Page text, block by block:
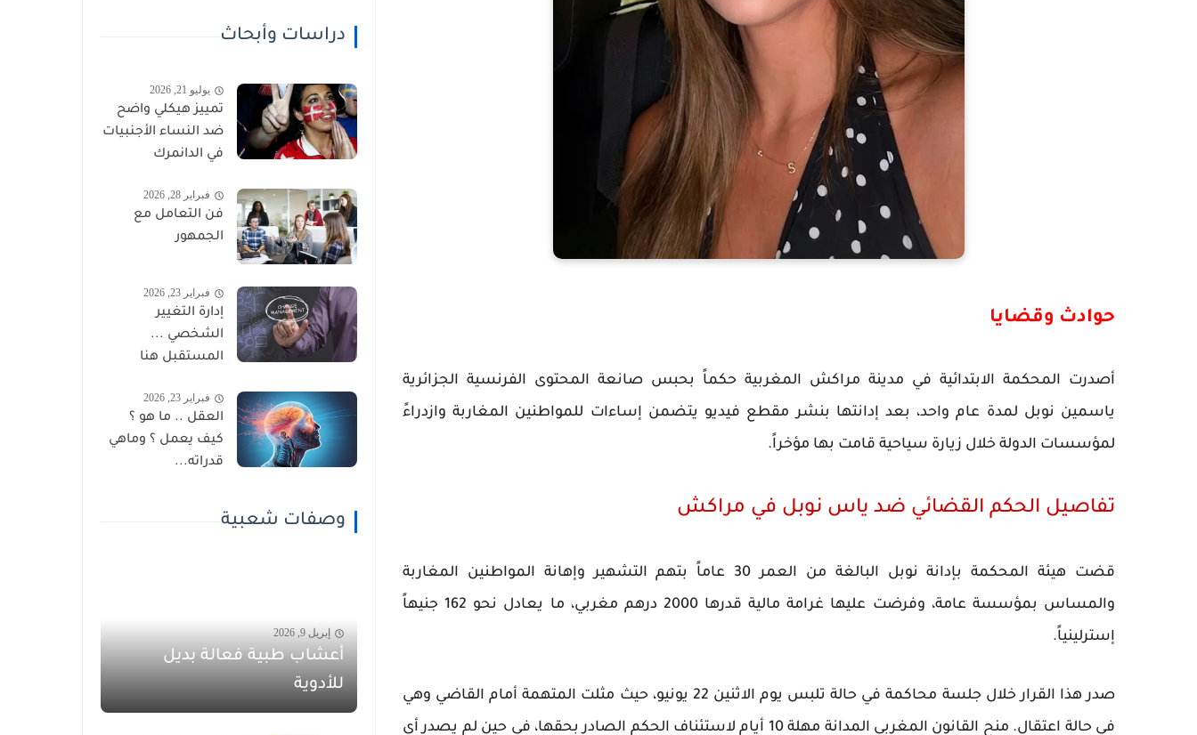
حوادث وقضايا
أصدرت المحكمة الابتدائية في مدينة مراكش المغربية حكماً بحبس صانعة المحتوى الفرنسية الجزائرية
ياسمين نوبل لمدة عام واحد، بعد إدانتها بنشر مقطع فيديو يتضمن إساءات للمواطنين المغاربة وازدراءً
لمؤسسات الدولة خلال زيارة سياحية قامت بها مؤخراً.
تفاصيل الحكم القضائي ضد ياس نوبل في مراكش
قضت هيئة المحكمة بإدانة نوبل البالغة من العمر 30 عاماً بتهم التشهير وإهانة المواطنين المغاربة
والمساس بمؤسسة عامة، وفرضت عليها غرامة مالية قدرها 2000 درهم مغربي، ما يعادل نحو 162 جنيهاً
إسترلينياً.
صدر هذا القرار خلال جلسة محاكمة في حالة تلبس يوم الاثنين 22 يونيو، حيث مثلت المتهمة أمام القاضي وهي
في حالة اعتقال. منح القانون المغربي المدانة مهلة 10 أيام لاستئناف الحكم الصادر بحقها، في حين لم يصدر أي
دراسات وأبحاث
يوليو 21, 2026
تمييز هيكلي واضح
ضد النساء الأجنبيات
في الدانمرك
فبراير 28, 2026
فن التعامل مع
الجمهور
فبراير 23, 2026
إدارة التغيير
الشخصي ...
المستقبل هنا
فبراير 23, 2026
العقل .. ما هو ؟
كيف يعمل ؟ وماهي
قدراته...
وصفات شعبية
إبريل 9, 2026
أعشاب طبية فعالة بديل
للأدوية